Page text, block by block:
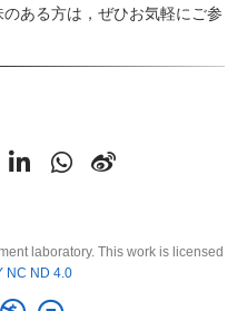
ある方は，ぜひお気軽にご参
laboratory. This work is licensed
NC ND 4.0